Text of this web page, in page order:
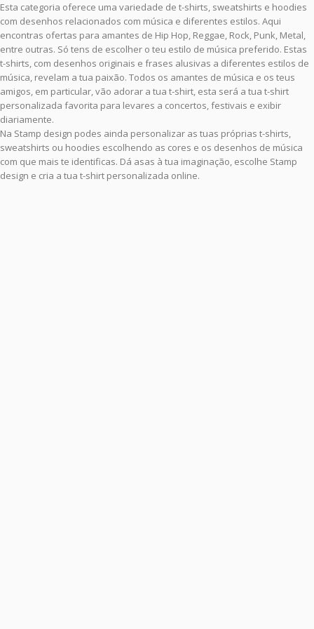
Esta categoria oferece uma variedade de t-shirts, sweatshirts e hoodies
com desenhos relacionados com música e diferentes estilos. Aqui
encontras ofertas para amantes de Hip Hop, Reggae, Rock, Punk, Metal,
entre outras. Só tens de escolher o teu estilo de música preferido. Estas
t-shirts, com desenhos originais e frases alusivas a diferentes estilos de
música, revelam a tua paixão. Todos os amantes de música e os teus
amigos, em particular, vão adorar a tua t-shirt, esta será a tua t-shirt
personalizada favorita para levares a concertos, festivais e exibir
diariamente.
Na Stamp design podes ainda personalizar as tuas próprias t-shirts,
sweatshirts ou hoodies escolhendo as cores e os desenhos de música
com que mais te identificas. Dá asas à tua imaginação, escolhe Stamp
design e cria a tua t-shirt personalizada online.